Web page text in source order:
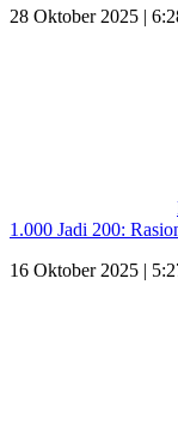
28 Oktober 2025 |
1.000 Jadi 200:
16 Oktober 2025 |